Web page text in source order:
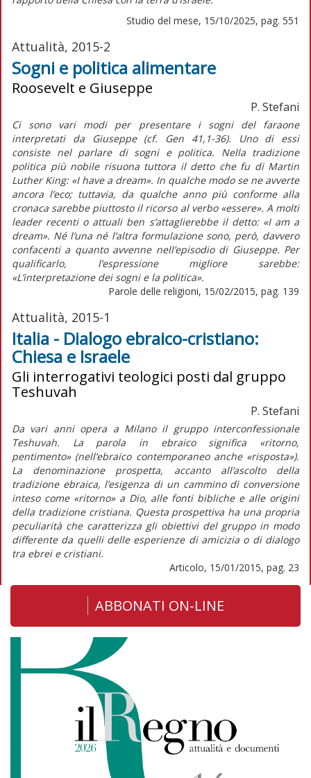
Studio del mese, 15/10/2025, pag. 551
Attualità, 2015-2
Sogni e politica alimentare
Roosevelt e Giuseppe
P. Stefani
Ci sono vari modi per presentare i sogni del faraone
interpretati da Giuseppe (cf. Gen 41,1-36). Uno di essi
consiste nel parlare di sogni e politica. Nella tradizione
politica più nobile risuona tuttora il detto che fu di Martin
Luther King: «I have a dream». In qualche modo se ne avverte
ancora l’eco; tuttavia, da qualche anno più conforme alla
cronaca sarebbe piuttosto il ricorso al verbo «essere». A molti
leader recenti o attuali ben s’attaglierebbe il detto: «I am a
dream». Né l’una né l’altra formulazione sono, però, davvero
confacenti a quanto avvenne nell’episodio di Giuseppe. Per
qualificarlo, l’espressione migliore sarebbe:
«L’interpretazione dei sogni e la politica».
Parole delle religioni, 15/02/2015, pag. 139
Attualità, 2015-1
Italia - Dialogo ebraico-cristiano:
Chiesa e Israele
Gli interrogativi teologici posti dal gruppo
Teshuvah
P. Stefani
Da vari anni opera a Milano il gruppo interconfessionale
Teshuvah. La parola in ebraico significa «ritorno,
pentimento» (nell’ebraico contemporaneo anche «risposta»).
La denominazione prospetta, accanto all’ascolto della
tradizione ebraica, l’esigenza di un cammino di conversione
inteso come «ritorno» a Dio, alle fonti bibliche e alle origini
della tradizione cristiana. Questa prospettiva ha una propria
peculiarità che caratterizza gli obiettivi del gruppo in modo
differente da quelli delle esperienze di amicizia o di dialogo
tra ebrei e cristiani.
Articolo, 15/01/2015, pag. 23
ABBONATI ON-LINE